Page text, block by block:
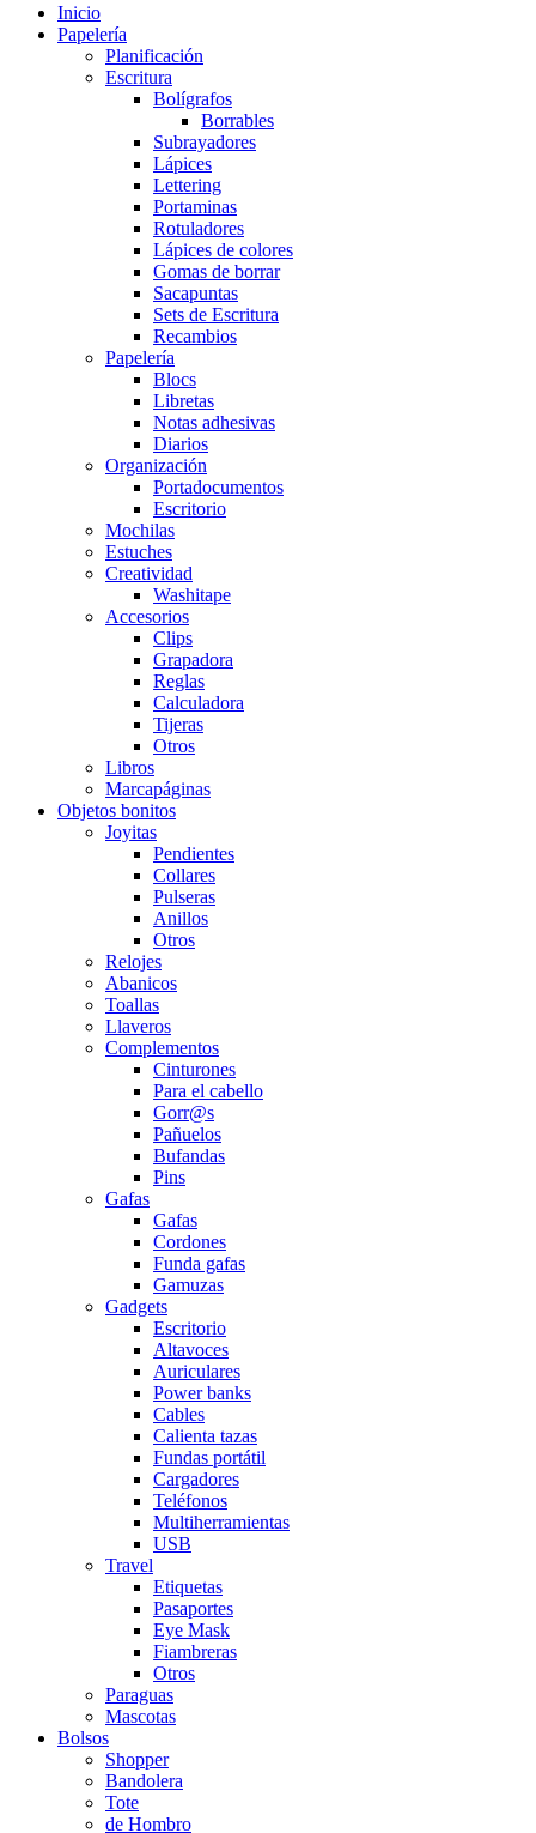
Inicio
Papelería
Planificación
Escritura
Bolígrafos
Borrables
Subrayadores
Lápices
Lettering
Portaminas
Rotuladores
Lápices de colores
Gomas de borrar
Sacapuntas
Sets de Escritura
Recambios
Papelería
Blocs
Libretas
Notas adhesivas
Diarios
Organización
Portadocumentos
Escritorio
Mochilas
Estuches
Creatividad
Washitape
Accesorios
Clips
Grapadora
Reglas
Calculadora
Tijeras
Otros
Libros
Marcapáginas
Objetos bonitos
Joyitas
Pendientes
Collares
Pulseras
Anillos
Otros
Relojes
Abanicos
Toallas
Llaveros
Complementos
Cinturones
Para el cabello
Gorr@s
Pañuelos
Bufandas
Pins
Gafas
Gafas
Cordones
Funda gafas
Gamuzas
Gadgets
Escritorio
Altavoces
Auriculares
Power banks
Cables
Calienta tazas
Fundas portátil
Cargadores
Teléfonos
Multiherramientas
USB
Travel
Etiquetas
Pasaportes
Eye Mask
Fiambreras
Otros
Paraguas
Mascotas
Bolsos
Shopper
Bandolera
Tote
de Hombro